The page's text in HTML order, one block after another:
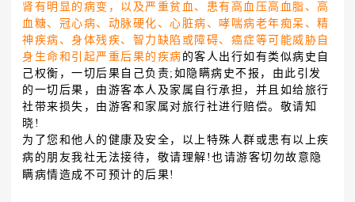
肾有明显的病变，以及严重贫血、患有高血压高血脂、高
血糖、冠心病、动脉硬化、心脏病、哮喘病老年痴呆、精
神疾病、身体残疾、智力缺陷或障碍、癌症等可能威胁自
身生命和引起严重后果的疾病 的客人出行如有类似病史自
己权衡，一切后果自己负责;如隐瞒病史不报，由此引发
的一切后果，由游客本人及家属自行承担，并且如给旅行
社带来损失，由游客和家属对旅行社进行赔偿。敬请知
晓!
为了您和他人的健康及安全，以上特殊人群或患有以上疾
病的朋友我社无法接待，敬请理解!也请游客切勿故意隐
瞒病情造成不可预计的后果!